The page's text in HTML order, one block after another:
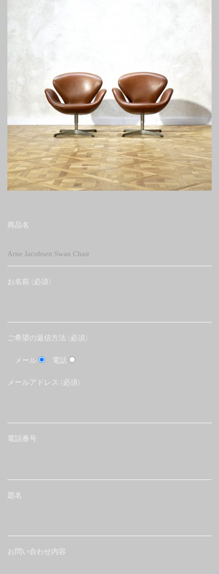
商品名
お名前 (必須)
ご希望の返信方法 (必須)
メール 電話
メールアドレス (必須)
電話番号
題名
お問い合わせ内容